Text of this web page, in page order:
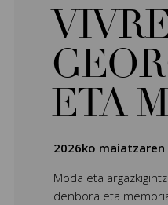
ETA
2026ko maiatzaren
Moda eta
denbora eta